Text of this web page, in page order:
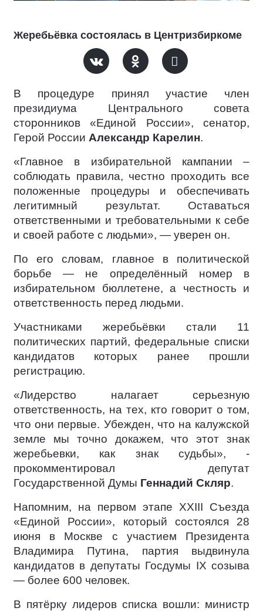
Жеребьёвка состоялась в Центризбиркоме
В процедуре принял участие член
президиума Центрального совета
сторонников «Единой России», сенатор,
Герой России Александр Карелин.
«Главное в избирательной кампании –
соблюдать правила, честно проходить все
положенные процедуры и обеспечивать
легитимный результат. Оставаться
ответственными и требовательными к себе
и своей работе с людьми», — уверен он.
По его словам, главное в политической
борьбе — не определённый номер в
избирательном бюллетене, а честность и
ответственность перед людьми.
Участниками жеребьёвки стали 11
политических партий, федеральные списки
кандидатов которых ранее прошли
регистрацию.
«Лидерство налагает серьезную
ответственность, на тех, кто говорит о том,
что они первые. Убежден, что на калужской
земле мы точно докажем, что этот знак
жеребьевки, как знак судьбы», -
прокомментировал депутат
Государственной Думы Геннадий Скляр.
Напомним, на первом этапе XXIII Съезда
«Единой России», который состоялся 28
июня в Москве с участием Президента
Владимира Путина, партия выдвинула
кандидатов в депутаты Госдумы IX созыва
— более 600 человек.
В пятёрку лидеров списка вошли: министр